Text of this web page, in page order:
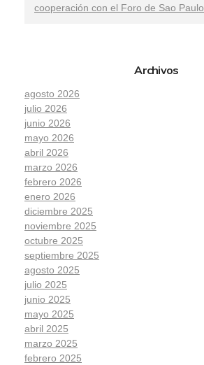
cooperación con el Foro de Sao Paulo
Archivos
agosto 2026
julio 2026
junio 2026
mayo 2026
abril 2026
marzo 2026
febrero 2026
enero 2026
diciembre 2025
noviembre 2025
octubre 2025
septiembre 2025
agosto 2025
julio 2025
junio 2025
mayo 2025
abril 2025
marzo 2025
febrero 2025